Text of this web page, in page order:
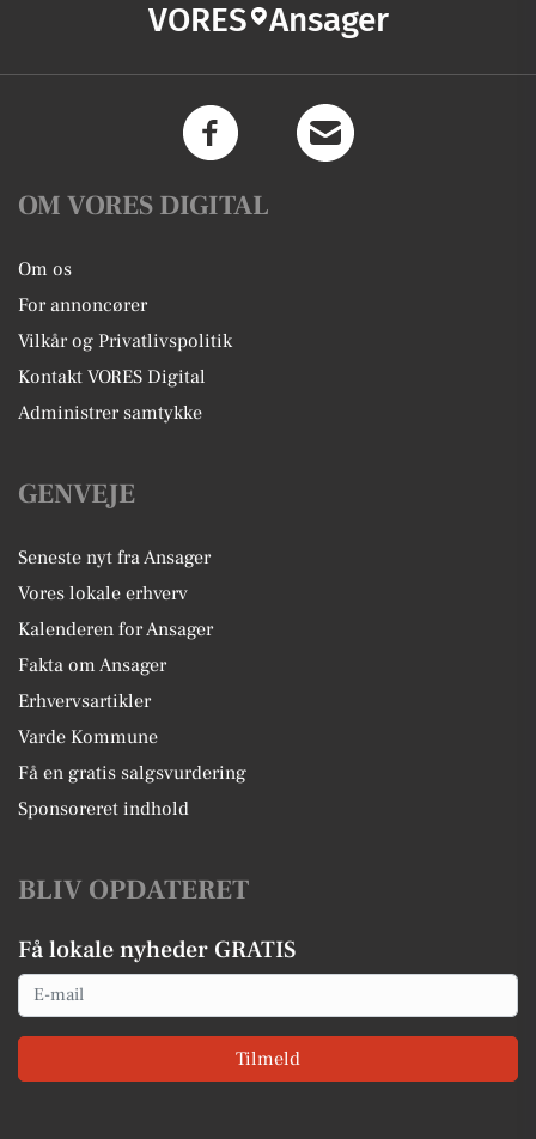
VORES Ansager
OM VORES DIGITAL
Om os
For annoncører
Vilkår og Privatlivspolitik
Kontakt VORES Digital
Administrer samtykke
GENVEJE
Seneste nyt fra Ansager
Vores lokale erhverv
Kalenderen for Ansager
Fakta om Ansager
Erhvervsartikler
Varde Kommune
Få en gratis salgsvurdering
Sponsoreret indhold
BLIV OPDATERET
Få lokale nyheder GRATIS
Email
Tilmeld